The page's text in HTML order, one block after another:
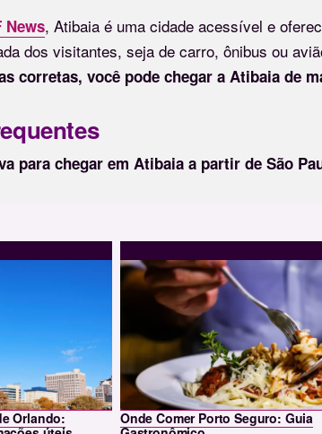
News, Atibaia é uma cidade acessível e
dos visitantes, seja de carro, ônibus ou
corretas, você pode chegar a Atibaia de
para chegar em Atibaia a partir de São
Orlando:
Onde Comer Porto Seguro: Guia